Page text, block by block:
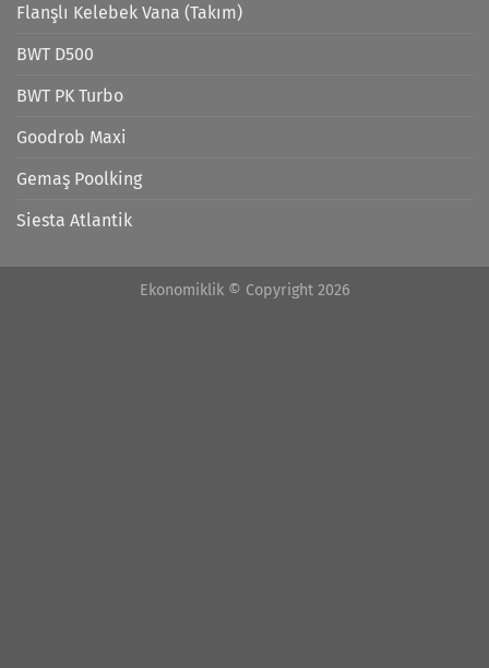
Flanşlı Kelebek Vana (Takım)
BWT D500
BWT PK Turbo
Goodrob Maxi
Gemaş Poolking
Siesta Atlantik
Ekonomiklik © Copyright 2026